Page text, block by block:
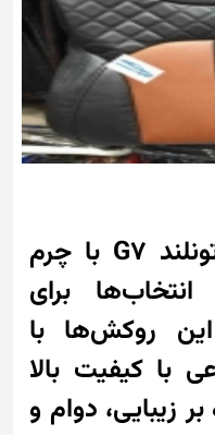
روکش صندلی فوتون تونلند G7 با چرم
برای
روکش‌ها با
با کیفیت بالا
زیبایی، دوام و